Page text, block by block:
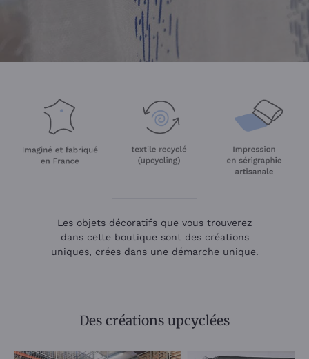
Les objets décoratifs que vous trouverez
dans cette boutique sont des créations
uniques, crées dans une démarche unique.
Des créations upcyclées